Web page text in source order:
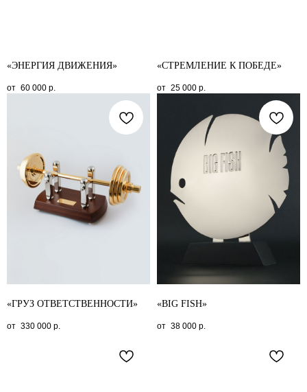
«ЭНЕРГИЯ ДВИЖЕНИЯ»
60 000 р.
«СТРЕМЛЕНИЕ К ПОБЕДЕ»
25 000 р.
«ГРУЗ ОТВЕТСТВЕННОСТИ»
330 000 р.
«BIG FISH»
38 000 р.